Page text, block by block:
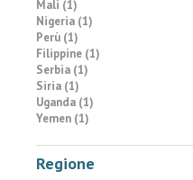
Mali (1)
Nigeria (1)
Perù (1)
Filippine (1)
Serbia (1)
Siria (1)
Uganda (1)
Yemen (1)
Regione